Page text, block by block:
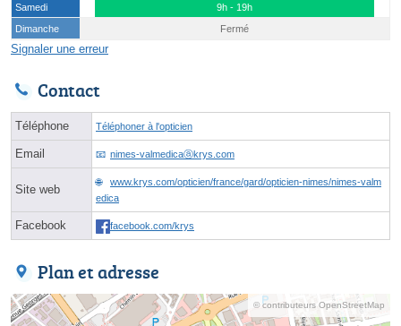
Samedi
9h - 19h
Dimanche
Fermé
Signaler une erreur
Contact
Téléphone Téléphoner à l'opticien
Email nimes-valmedicaⓐkrys.com
Site web
www.krys.com/opticien/france/gard/opticien-nimes/nimes-valm
edica
Facebook facebook.com/krys
Plan et adresse
© contributeurs OpenStreetMap